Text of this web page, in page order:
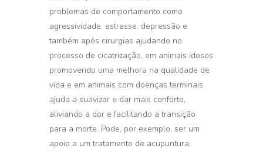
problemas de comportamento como
agressividade, estresse, depressão e
também após cirurgias ajudando no
processo de cicatrização, em animais idosos
promovendo uma melhora na qualidade de
vida e em animais com doenças terminais
ajuda a suavizar e dar mais conforto,
aliviando a dor e facilitando a transição
para a morte. Pode, por exemplo, ser um
apoio a um tratamento de acupuntura,